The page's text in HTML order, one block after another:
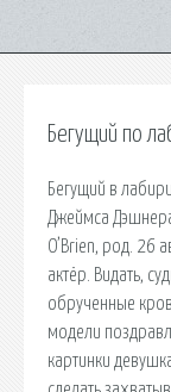
Бегущий по
Бегущий в
Джеймса
O’Brien, род. 26
актёр. Видать,
обрученные
модели
картинки